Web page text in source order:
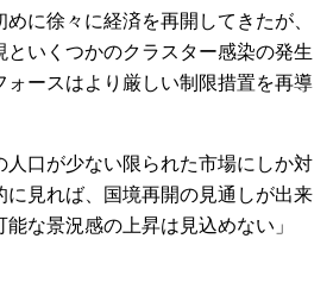
に徐々に経済を再開してきたが、
いくつかのクラスター感染の発生
ォースはより厳しい制限措置を再導
口が少ない限られた市場にしか対
に見れば、国境再開の見通しが出来
な景況感の上昇は見込めない」